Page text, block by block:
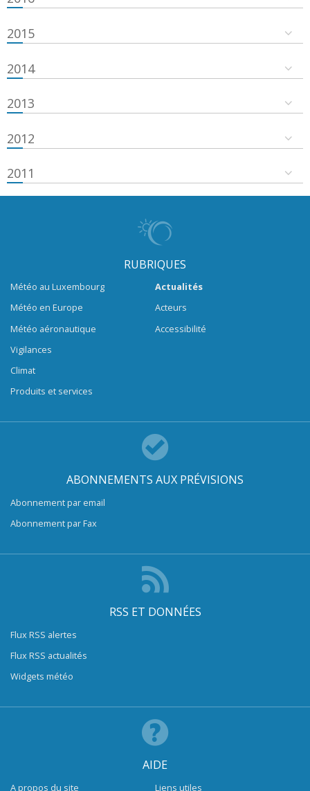
2015
2014
2013
2012
2011
RUBRIQUES
Météo au Luxembourg
Météo en Europe
Météo aéronautique
Vigilances
Climat
Produits et services
Actualités
Acteurs
Accessibilité
ABONNEMENTS AUX PRÉVISIONS
Abonnement par email
Abonnement par Fax
RSS ET DONNÉES
Flux RSS alertes
Flux RSS actualités
Widgets météo
AIDE
A propos du site Liens utiles